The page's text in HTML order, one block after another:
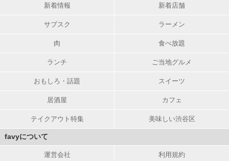
新着情報 新着店舗
サブスク ラーメン
肉 食べ放題
ランチ ご当地グルメ
おもしろ・話題 スイーツ
居酒屋 カフェ
テイクアウト特集 美味しい渋谷区
favyについて
運営会社 利用規約